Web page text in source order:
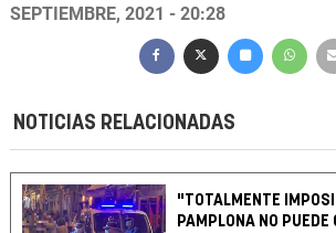
SEPTIEMBRE, 2021 - 20:28
NOTICIAS RELACIONADAS
"TOTALMENTE
PAMPLONA NO PUEDE